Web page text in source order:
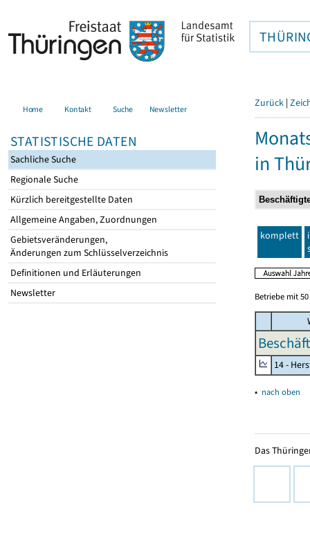
Home Kontakt Suche Newsletter
STATISTISCHE DATEN
Sachliche Suche
Regionale Suche
Kürzlich bereitgestellte Daten
Allgemeine Angaben, Zuordnungen
Gebietsveränderungen,
Änderungen zum Schlüsselverzeichnis
Definitionen und Erläuterungen
Newsletter
Zurück |
in
komplett
Betriebe mit
14 -
▴ nach oben
Das